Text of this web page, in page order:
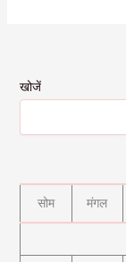
खोजें
सोम मंगल